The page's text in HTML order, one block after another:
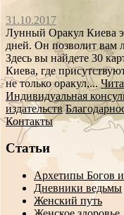
31.10.2017
Лунный Оракул Киева
дней. Он позволит вам
Здесь вы найдете 30
Киева, где
не только оракул,...
Индивидуальная
издательств
Контакты
Статьи
Архетипы Богов
Дневники ведьмы
Женский путь